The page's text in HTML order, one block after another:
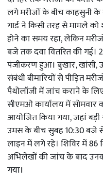
लगे मरीजों के बीच काहसुनी के
गार्ड ने किसी तरह से मामले
होने का समय रहा, लेकिन
बजे तक दवा वितरित की गई।
पंजीकरण हुआ। बुखार, खांसी,
संबंधी बीमारियों से पीड़ित
पैथोलॉजी में जांच कराने के
सीएमओ कार्यालय में सोमवार
आयोजित किया गया, जहां बड़ी
उमस के बीच सुबह 10:30 बजे से
लाइन में लगे रहे। शिविर में 86
अभिलेखों की जांच के बाद
गया।